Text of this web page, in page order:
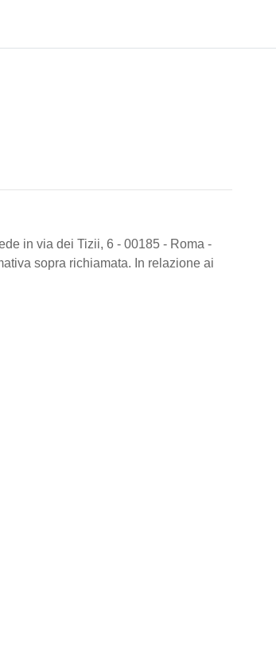
in via dei Tizii, 6 - 00185 - Roma -
sopra richiamata. In relazione ai